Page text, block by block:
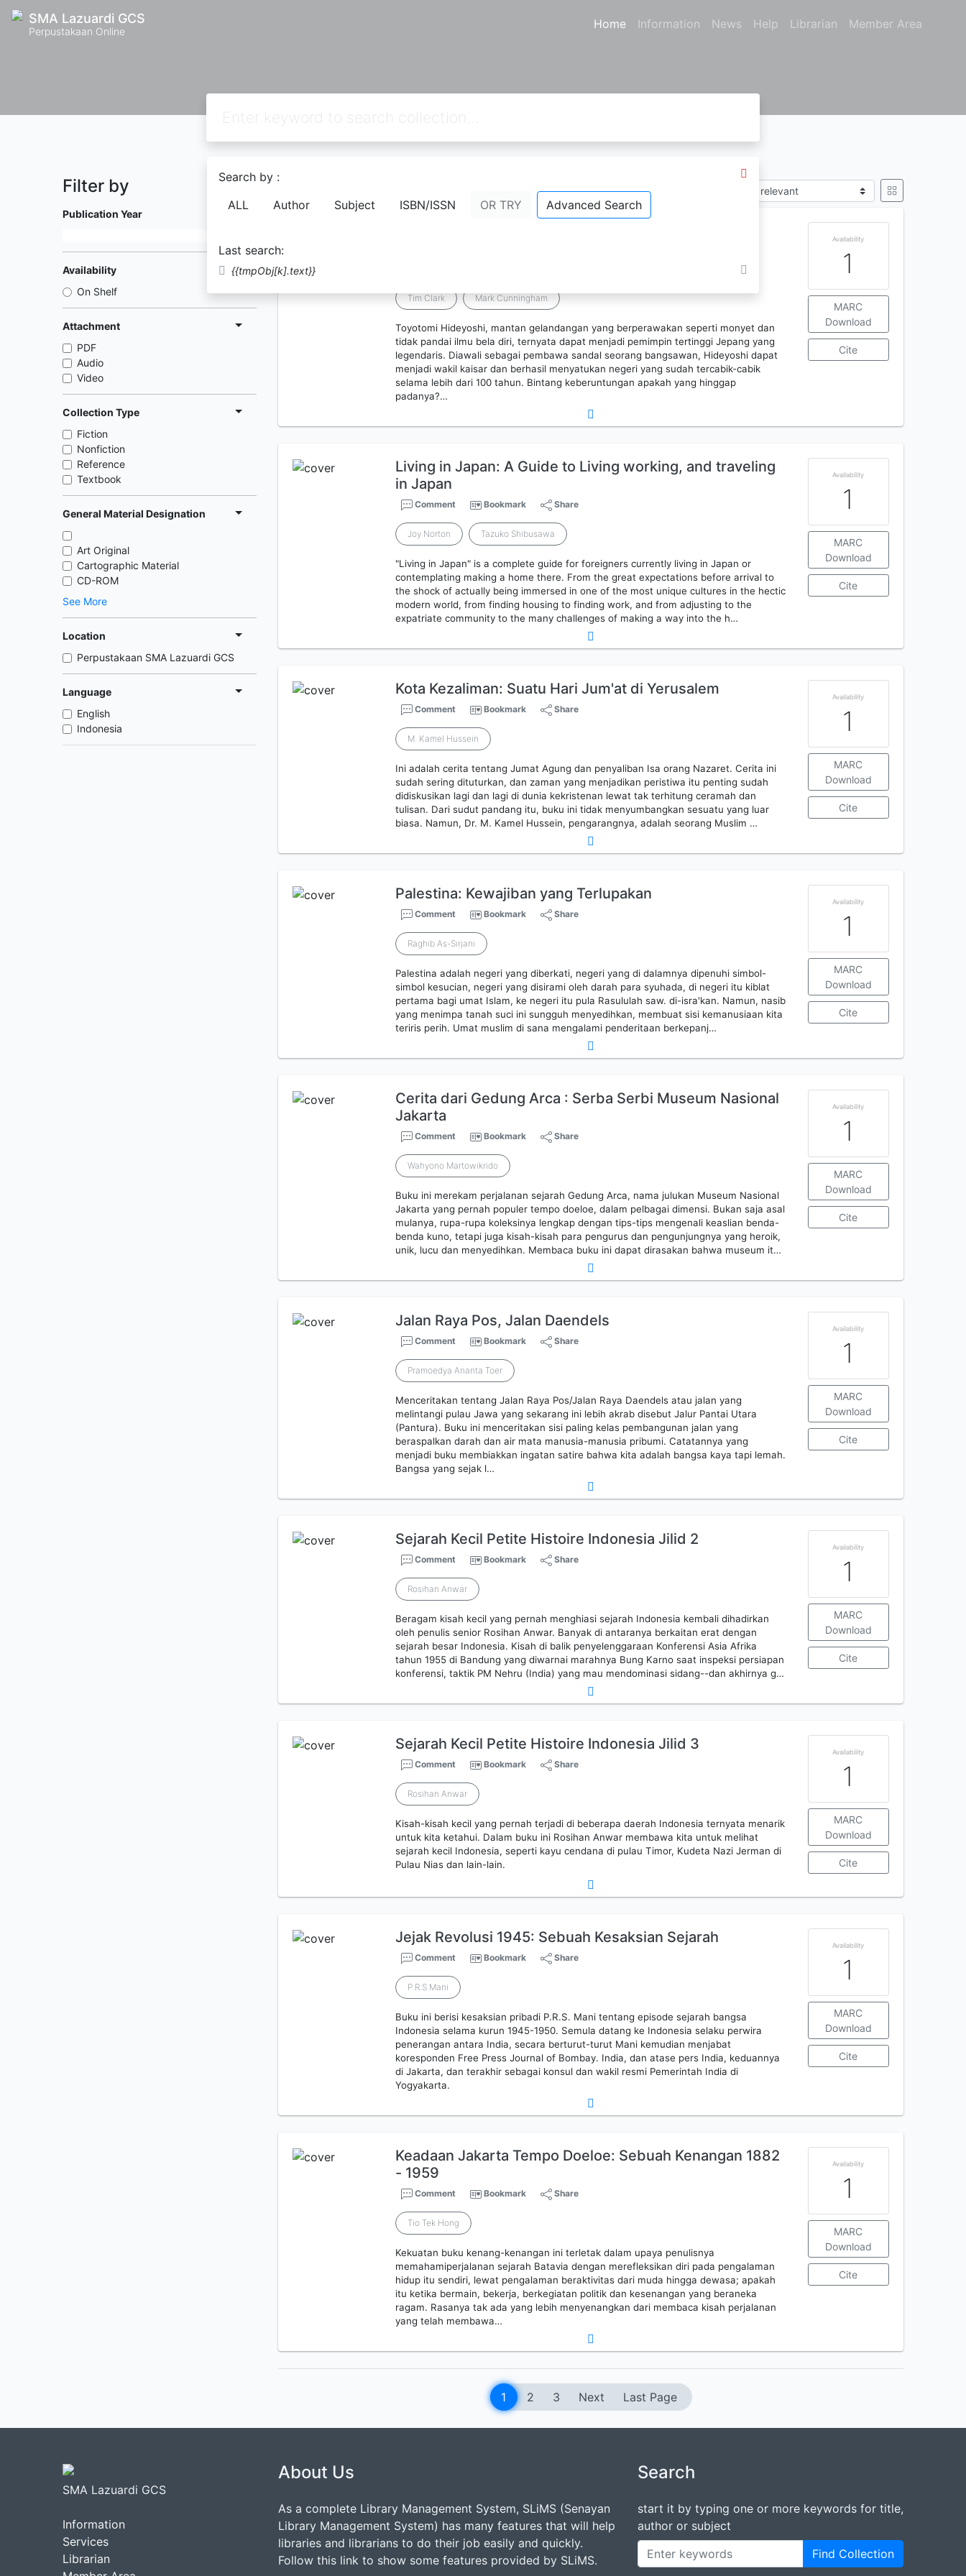
SMA Lazuardi GCS
Perpustakaan Online Home Information News Help Librarian Member Area
Search by :
ALL
Author Subject ISBN/ISSN OR TRY Advanced Search
Last search:
{{tmpObj[k].text}}
Filter by
Publication Year
Availability
On Shelf
Attachment
PDF
Audio
Video
Collection Type
Fiction
Nonfiction
Reference
Textbook
General Material Designation
Art Original
Cartographic Material
CD-ROM
See More
Location
Perpustakaan SMA Lazuardi GCS
Language
English
Indonesia
Tim Clark Mark Cunningham
Toyotomi Hideyoshi, mantan gelandangan yang berperawakan seperti monyet dan
tidak pandai ilmu bela diri, ternyata dapat menjadi pemimpin tertinggi Jepang yang
legendaris. Diawali sebagai pembawa sandal seorang bangsawan, Hideyoshi dapat
menjadi wakil kaisar dan berhasil menyatukan negeri yang sudah tercabik-cabik
selama lebih dari 100 tahun. Bintang keberuntungan apakah yang hinggap
padanya?…
Availability
1
MARC
Download
Cite
Living in Japan: A Guide to Living working, and traveling
in Japan
Comment Bookmark Share
Joy Norton Tazuko Shibusawa
"Living in Japan" is a complete guide for foreigners currently living in Japan or
contemplating making a home there. From the great expectations before arrival to
the shock of actually being immersed in one of the most unique cultures in the hectic
modern world, from finding housing to finding work, and from adjusting to the
expatriate community to the many challenges of making a way into the h…
Availability
1
MARC
Download
Cite
Kota Kezaliman: Suatu Hari Jum'at di Yerusalem
Comment Bookmark Share
M. Kamel Hussein
Ini adalah cerita tentang Jumat Agung dan penyaliban Isa orang Nazaret. Cerita ini
sudah sering dituturkan, dan zaman yang menjadikan peristiwa itu penting sudah
didiskusikan lagi dan lagi di dunia kekristenan lewat tak terhitung ceramah dan
tulisan. Dari sudut pandang itu, buku ini tidak menyumbangkan sesuatu yang luar
biasa. Namun, Dr. M. Kamel Hussein, pengarangnya, adalah seorang Muslim …
Availability
1
MARC
Download
Cite
Palestina: Kewajiban yang Terlupakan
Comment Bookmark Share
Raghib As-Sirjani
Palestina adalah negeri yang diberkati, negeri yang di dalamnya dipenuhi simbol-
simbol kesucian, negeri yang disirami oleh darah para syuhada, di negeri itu kiblat
pertama bagi umat Islam, ke negeri itu pula Rasululah saw. di-isra'kan. Namun, nasib
yang menimpa tanah suci ini sungguh menyedihkan, membuat sisi kemanusiaan kita
teriris perih. Umat muslim di sana mengalami penderitaan berkepanj…
Availability
1
MARC
Download
Cite
Cerita dari Gedung Arca : Serba Serbi Museum Nasional
Jakarta
Comment Bookmark Share
Wahyono Martowikrido
Buku ini merekam perjalanan sejarah Gedung Arca, nama julukan Museum Nasional
Jakarta yang pernah populer tempo doeloe, dalam pelbagai dimensi. Bukan saja asal
mulanya, rupa-rupa koleksinya lengkap dengan tips-tips mengenali keaslian benda-
benda kuno, tetapi juga kisah-kisah para pengurus dan pengunjungnya yang heroik,
unik, lucu dan menyedihkan. Membaca buku ini dapat dirasakan bahwa museum it…
Availability
1
MARC
Download
Cite
Jalan Raya Pos, Jalan Daendels
Comment Bookmark Share
Pramoedya Ananta Toer
Menceritakan tentang Jalan Raya Pos/Jalan Raya Daendels atau jalan yang
melintangi pulau Jawa yang sekarang ini lebih akrab disebut Jalur Pantai Utara
(Pantura). Buku ini menceritakan sisi paling kelas pembangunan jalan yang
beraspalkan darah dan air mata manusia-manusia pribumi. Catatannya yang
menjadi buku membiakkan ingatan satire bahwa kita adalah bangsa kaya tapi lemah.
Bangsa yang sejak l…
Availability
1
MARC
Download
Cite
Sejarah Kecil Petite Histoire Indonesia Jilid 2
Comment Bookmark Share
Rosihan Anwar
Beragam kisah kecil yang pernah menghiasi sejarah Indonesia kembali dihadirkan
oleh penulis senior Rosihan Anwar. Banyak di antaranya berkaitan erat dengan
sejarah besar Indonesia. Kisah di balik penyelenggaraan Konferensi Asia Afrika
tahun 1955 di Bandung yang diwarnai marahnya Bung Karno saat inspeksi persiapan
konferensi, taktik PM Nehru (India) yang mau mendominasi sidang--dan akhirnya g…
Availability
1
MARC
Download
Cite
Sejarah Kecil Petite Histoire Indonesia Jilid 3
Comment Bookmark Share
Rosihan Anwar
Kisah-kisah kecil yang pernah terjadi di beberapa daerah Indonesia ternyata menarik
untuk kita ketahui. Dalam buku ini Rosihan Anwar membawa kita untuk melihat
sejarah kecil Indonesia, seperti kayu cendana di pulau Timor, Kudeta Nazi Jerman di
Pulau Nias dan lain-lain.
Availability
1
MARC
Download
Cite
Jejak Revolusi 1945: Sebuah Kesaksian Sejarah
Comment Bookmark Share
P.R.S Mani
Buku ini berisi kesaksian pribadi P.R.S. Mani tentang episode sejarah bangsa
Indonesia selama kurun 1945-1950. Semula datang ke Indonesia selaku perwira
penerangan antara India, secara berturut-turut Mani kemudian menjabat
koresponden Free Press Journal of Bombay. India, dan atase pers India, keduannya
di Jakarta, dan terakhir sebagai konsul dan wakil resmi Pemerintah India di
Yogyakarta.
Availability
1
MARC
Download
Cite
Keadaan Jakarta Tempo Doeloe: Sebuah Kenangan 1882
- 1959
Comment Bookmark Share
Tio Tek Hong
Kekuatan buku kenang-kenangan ini terletak dalam upaya penulisnya
memahamiperjalanan sejarah Batavia dengan merefleksikan diri pada pengalaman
hidup itu sendiri, lewat pengalaman beraktivitas dari muda hingga dewasa; apakah
itu ketika bermain, bekerja, berkegiatan politik dan kesenangan yang beraneka
ragam. Rasanya tak ada yang lebih menyenangkan dari membaca kisah perjalanan
yang telah membawa…
Availability
1
MARC
Download
Cite
1 2 3 Next Last Page
SMA Lazuardi GCS
Information
Services
Librarian
About Us
As a complete Library Management System, SLiMS (Senayan
Library Management System) has many features that will help
libraries and librarians to do their job easily and quickly.
Follow this link to show some features provided by SLiMS.
Search
start it by typing one or more keywords for title,
author or subject
Find Collection